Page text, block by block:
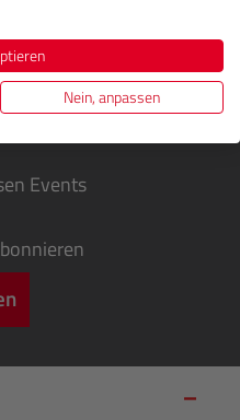
Cashbacks &
Events
Nein, anpassen